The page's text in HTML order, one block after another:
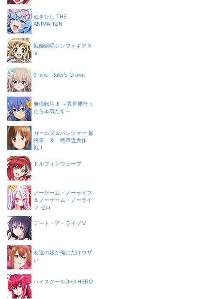
ぬきたし THE
ANIMATION
戦姫絶唱シンフォギアＸ
Ｖ
9-nine- Ruler’s Crown
無職転生Ⅲ ～異世界行っ
たら本気だす～
ガールズ＆パンツァー 最
終章 ＆ 戦車道大作
戦！
ドルフィンウェーブ
ノーゲーム・ノーライフ
＆ノーゲーム・ノーライ
フ ゼロ
デート・ア・ライブⅤ
友達の妹が俺にだけウザ
い
ハイスクールD×D HERO